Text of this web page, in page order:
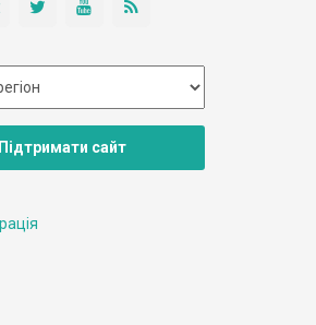
Підтримати сайт